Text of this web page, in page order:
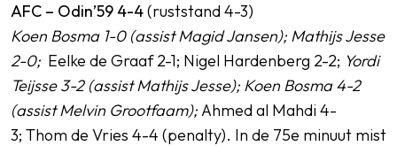
AFC – Odin’59 4-4(ruststand 4-3)
Koen Bosma 1-0 (assist Magid Jansen); Mathijs Jesse
2-0; Eelke de Graaf 2-1; Nigel Hardenberg 2-2; Yordi
Teijsse 3-2 (assist Mathijs Jesse); Koen Bosma 4-2
(assist Melvin Grootfaam);Ahmed al Mahdi 4-
3; Thom de Vries 4-4 (penalty). In de 75e minuut mist